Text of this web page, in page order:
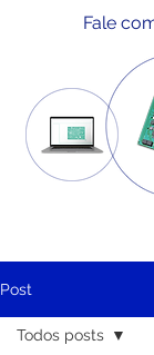
Fale
Post
Todos posts